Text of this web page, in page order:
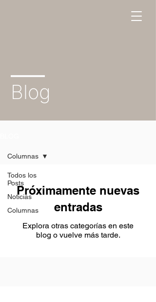
Blog
Todos los
Posts
Noticias
Columnas
Columnas
Próximamente nuevas
entradas
Explora otras categorías en este
blog o vuelve más tarde.